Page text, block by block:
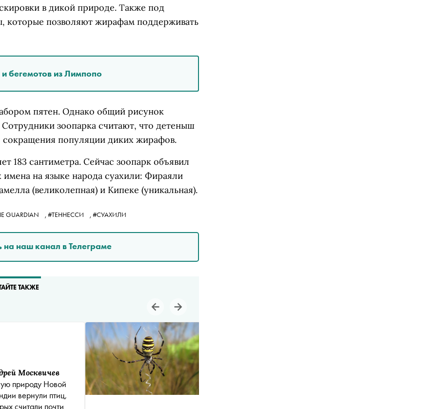
в дикой природе. Также под
которые позволяют жирафам поддерживать
бегемотов из Лимпопо
пятен. Однако общий рисунок
зоопарка считают, что детеныш
популяции диких жирафов.
183 сантиметра. Сейчас зоопарк объявил
на языке народа суахили: Фираяли
(великолепная) и Кипеке (уникальная).
GUARDIAN , #ТЕННЕССИ , #СУАХИЛИ
на наш канал в Телеграме
ТАКЖЕ
Москвичев
природу Новой
вернули птиц,
считали почти